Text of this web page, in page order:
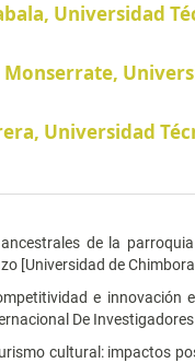
Universidad
Monserrate,
Universidad
de la
[Universidad de
e
De
cultural: impactos